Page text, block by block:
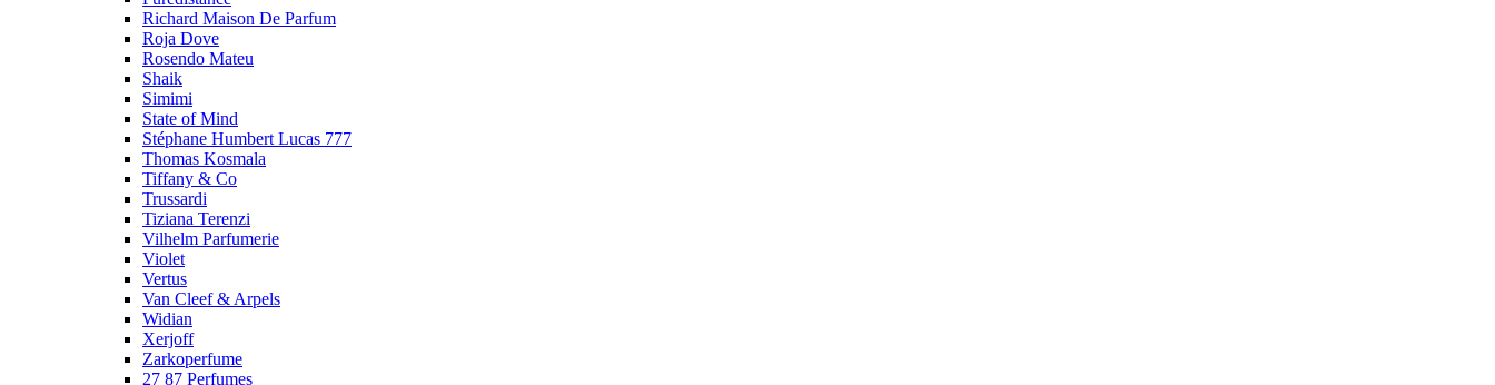
Richard Maison De Parfum
Roja Dove
Rosendo Mateu
Shaik
Simimi
State of Mind
Stéphane Humbert Lucas 777
Thomas Kosmala
Tiffany & Co
Trussardi
Tiziana Terenzi
Vilhelm Parfumerie
Violet
Vertus
Van Cleef & Arpels
Widian
Xerjoff
Zarkoperfume
27 87 Perfumes